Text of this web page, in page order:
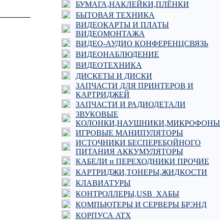
БУМАГА,НАКЛЕЙКИ,ПЛЁНКИ
БЫТОВАЯ ТЕХНИКА
ВИДЕОКАРТЫ И ПЛАТЫ
ВИДЕОМОНТАЖА
ВИДЕО-АУДИО КОНФЕРЕНЦСВЯЗЬ
ВИДЕОНАБЛЮДЕНИЕ
ВИДЕОТЕХНИКА
ДИСКЕТЫ И ДИСКИ
ЗАПЧАСТИ ДЛЯ ПРИНТЕРОВ И
КАРТРИДЖЕЙ
ЗАПЧАСТИ И РАДИОДЕТАЛИ
ЗВУКОВЫЕ
КОЛОНКИ,НАУШНИКИ,МИКРОФОНЫ
ИГРОВЫЕ МАНИПУЛЯТОРЫ
ИСТОЧНИКИ БЕСПЕРЕБОЙНОГО
ПИТАНИЯ АККУМУЛЯТОРЫ
КАБЕЛИ и ПЕРЕХОДНИКИ ПРОЧИЕ
КАРТРИДЖИ,ТОНЕРЫ,ЖИДКОСТИ
КЛАВИАТУРЫ
КОНТРОЛЛЕРЫ,USB_ХАБЫ
КОМПЬЮТЕРЫ И СЕРВЕРЫ БРЭНД
КОРПУСА ATX